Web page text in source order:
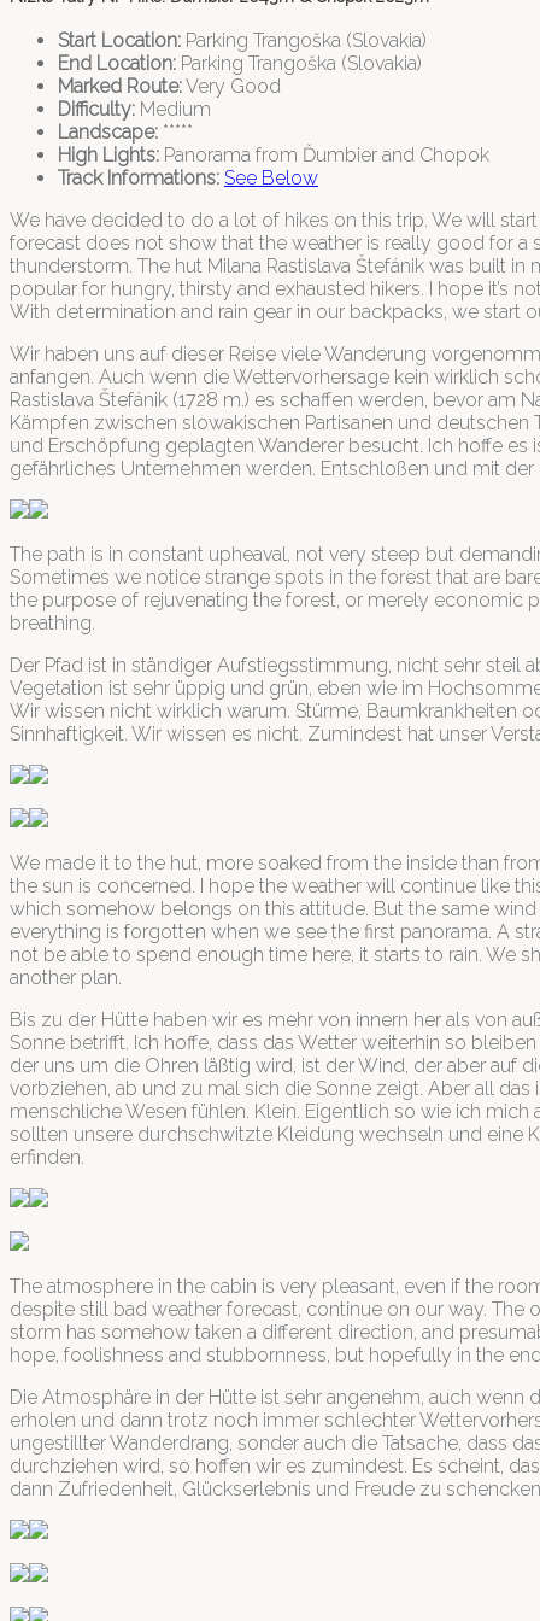
Start Location: Parking Trangoška (Slovakia)
End Location: Parking Trangoška (Slovakia)
Marked Route:Very Good
Difficulty: Medium
Landscape: *****
High Lights: Panorama from Ďumbier and Chopok
Track Informations: See Below
We have decided to do a lot of hikes on this trip. We will
forecast does not show that the weather is really good for a
thunderstorm. The hut Milana Rastislava Štefánik was built
popular for hungry, thirsty and exhausted hikers. I hope it’s
With determination and rain gear in our backpacks, we start
Wir haben uns auf dieser Reise viele Wanderung
anfangen. Auch wenn die Wettervorhersage kein wirklich
Rastislava Štefánik (1728 m.) es schaffen werden, bevor am
Kämpfen zwischen slowakischen Partisanen und
und Erschöpfung geplagten Wanderer besucht. Ich hoffe
gefährliches Unternehmen werden. Entschloßen und mit
The path is in constant upheaval, not very steep but
Sometimes we notice strange spots in the forest that are
the purpose of rejuvenating the forest, or merely economic
breathing.
Der Pfad ist in ständiger Aufstiegsstimmung, nicht sehr steil
Vegetation ist sehr üppig und grün, eben wie im
Wir wissen nicht wirklich warum. Stürme, Baumkrankheiten
Sinnhaftigkeit. Wir wissen es nicht. Zumindest hat unser
We made it to the hut, more soaked from the inside than
the sun is concerned. I hope the weather will continue like
which somehow belongs on this attitude. But the same
everything is forgotten when we see the first panorama. A
not be able to spend enough time here, it starts to rain. We
another plan.
Bis zu der Hütte haben wir es mehr von innern her als von
Sonne betrifft. Ich hoffe, dass das Wetter weiterhin so
der uns um die Ohren läßtig wird, ist der Wind, der aber auf
vorbziehen, ab und zu mal sich die Sonne zeigt. Aber all
menschliche Wesen fühlen. Klein. Eigentlich so wie ich
sollten unsere durchschwitzte Kleidung wechseln und eine
erfinden.
The atmosphere in the cabin is very pleasant, even if the
despite still bad weather forecast, continue on our way.
storm has somehow taken a different direction, and
hope, foolishness and stubbornness, but hopefully in the
Die Atmosphäre in der Hütte ist sehr angenehm, auch
erholen und dann trotz noch immer schlechter
ungestillter Wanderdrang, sonder auch die Tatsache, dass
durchziehen wird, so hoffen wir es zumindest. Es scheint,
dann Zufriedenheit, Glückserlebnis und Freude zu